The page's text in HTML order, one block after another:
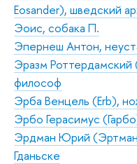
Eosander), шведский
Эоис, собака П.
Эпернеш Антон,
Эразм Роттердамский
философ
Эрба Венцель (Erb),
Эрбо Герасимус
Эрдман Юрий (Эртман,
Гданьске